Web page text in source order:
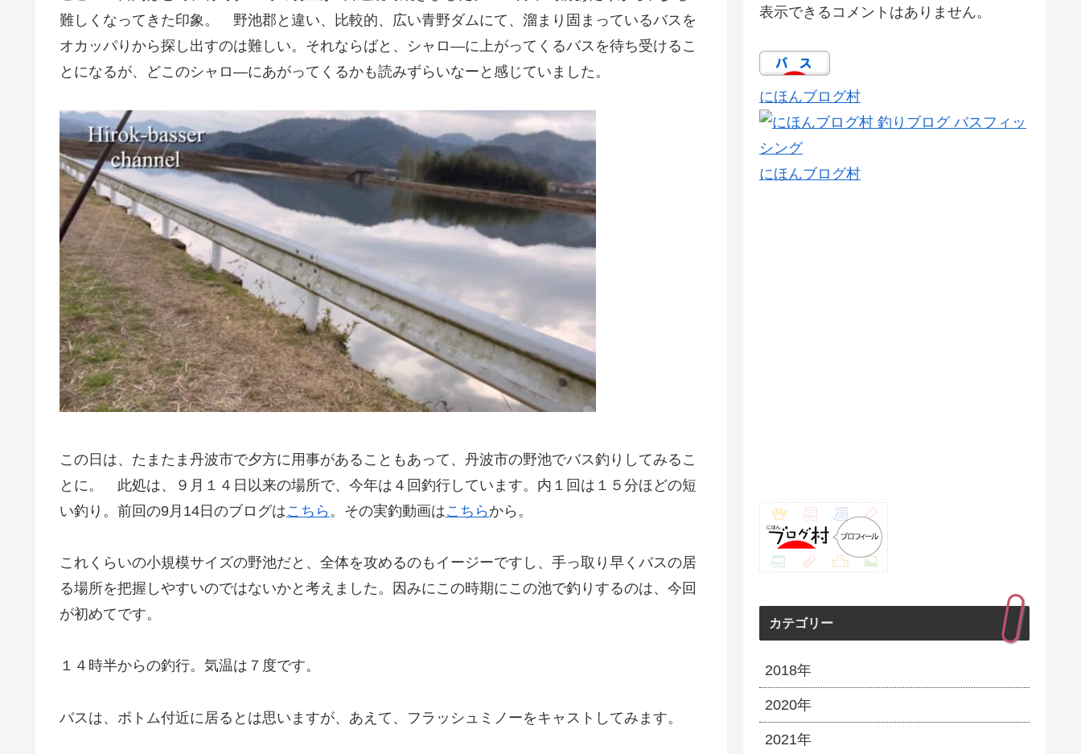
難しくなってきた印象。 野池郡と違い、比較的、広い青野ダムにて、溜まり固まっているバスを
オカッパりから探し出すのは難しい。それならばと、シャロ―に上がってくるバスを待ち受けるこ
とになるが、どこのシャロ―にあがってくるかも読みずらいなーと感じていました。
この日は、たまたま丹波市で夕方に用事があることもあって、丹波市の野池でバス釣りしてみるこ
とに。 此処は、９月１４日以来の場所で、今年は４回釣行しています。内１回は１５分ほどの短
い釣り。前回の9月14日のブログはこちら 。その実釣動画はこちら から。
これくらいの小規模サイズの野池だと、全体を攻めるのもイージーですし、手っ取り早くバスの居
る場所を把握しやすいのではないかと考えました。因みにこの時期にこの池で釣りするのは、今回
が初めてです。
１４時半からの釣行。気温は７度です。
バスは、ボトム付近に居るとは思いますが、あえて、フラッシュミノーをキャストしてみます。
表示できるコメントはありません。
にほんブログ村
にほんブログ村
カテゴリー
2018年
2020年
2021年